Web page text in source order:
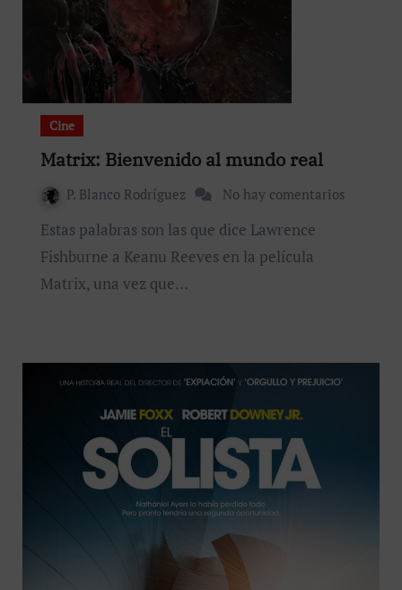
Cine
Matrix: Bienvenido al mundo real
P. Blanco Rodríguez No hay comentarios
Estas palabras son las que dice Lawrence
Fishburne a Keanu Reeves en la película
Matrix, una vez que…